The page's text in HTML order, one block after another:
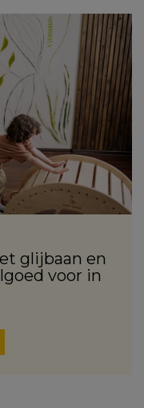
glijbaan en
voor in